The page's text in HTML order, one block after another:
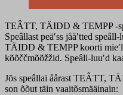
TEÂTT, TÄIDD & TEMPP -
Speâllast peäʹss jååʹtted
TÄIDD & TEMPP koorti
kõõččmõõžžid. Speâll-luuʹd
Jõs speâllai åårast TEÂTT,
son õõut täin vaaitõsmääinain: